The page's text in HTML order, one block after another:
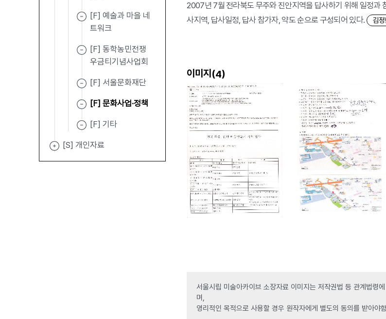
[F] 예술과 마을 네
트워크
[F] 동학농민전쟁
우금티기념사업회
[F] 서울문화재단
[F] 문화사업·정책
[F] 기타
[S] 개인자료
2007년 7월 전라북도 무주와 진안지역을 답사하기 위해 일정과
사지역, 답사일정, 답사 참가자, 약도 순으로 구성되어 있다.
김정
이미지(4)
서울시립 미술아카이브 소장자료 이미지는 저작권법 등 관계법령
며,
영리적인 목적으로 사용할 경우 원작자에게 별도의 동의를 받아야